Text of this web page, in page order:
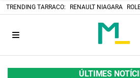
TRENDING TARRACO: RENAULT NIAGARA
ÚLTIMES